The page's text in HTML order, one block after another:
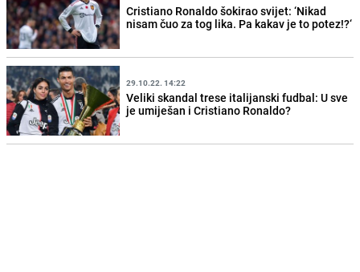
Cristiano Ronaldo šokirao svijet: ‘Nikad
nisam čuo za tog lika. Pa kakav je to potez!?‘
29.10.22. 14:22
Veliki skandal trese italijanski fudbal: U sve
je umiješan i Cristiano Ronaldo?